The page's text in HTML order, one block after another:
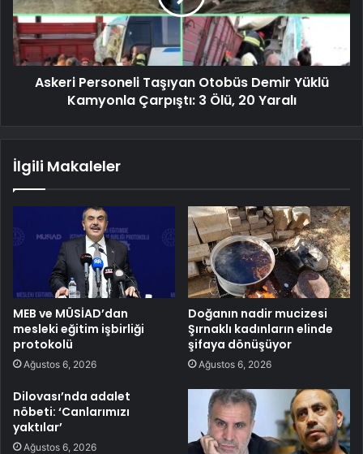
Askeri Personeli Taşıyan Otobüs Demir Yüklü
Kamyonla Çarpıştı: 3 Ölü, 20 Yaralı
İlgili Makaleler
MEB ve MÜSİAD’dan
mesleki eğitim işbirliği
protokolü
Ağustos 6, 2026
Doğanın nadir mucizesi
Şırnaklı kadınların elinde
şifaya dönüşüyor
Ağustos 6, 2026
Dilovası’nda adalet
nöbeti: ‘Canlarımızı
yaktılar’
Ağustos 6, 2026